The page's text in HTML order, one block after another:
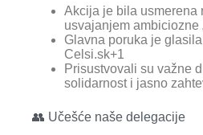
Akcija je bila usmerena
usvajanjem ambiciozne
Glavna poruka je
Celsi.sk+1
Prisustvovali su važne
solidarnost i jasno
👥 Učešće naše delegacije